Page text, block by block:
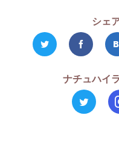
シェ
ナチュハイ